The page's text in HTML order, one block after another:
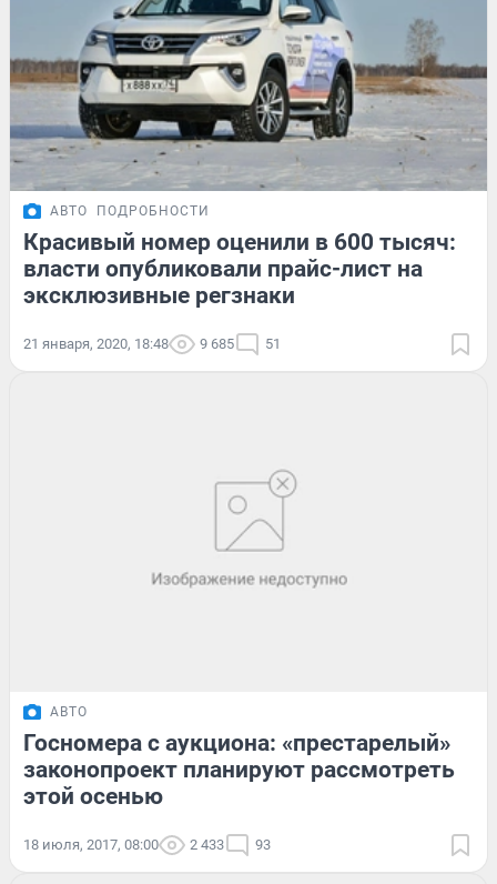
АВТО ПОДРОБНОСТИ
Красивый номер оценили в 600 тысяч:
власти опубликовали прайс-лист на
эксклюзивные регзнаки
21 января, 2020, 18:48 9 685 51
АВТО
Госномера с аукциона: «престарелый»
законопроект планируют рассмотреть
этой осенью
18 июля, 2017, 08:00 2 433 93